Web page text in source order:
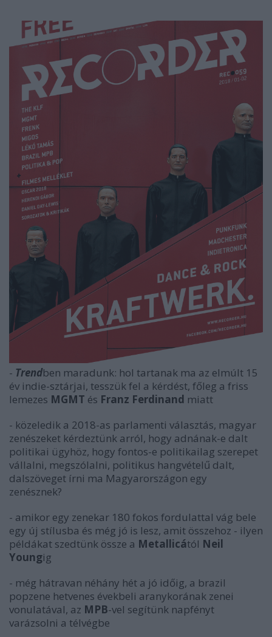
- Trendben maradunk: hol tartanak ma az elmúlt 15
év indie-sztárjai, tesszük fel a kérdést, főleg a friss
lemezes MGMT és Franz Ferdinand miatt
- közeledik a 2018-as parlamenti választás, magyar
zenészeket kérdeztünk arról, hogy adnának-e dalt
politikai ügyhöz, hogy fontos-e politikailag szerepet
vállalni, megszólalni, politikus hangvételű dalt,
dalszöveget írni ma Magyarországon egy
zenésznek?
- amikor egy zenekar 180 fokos fordulattal vág bele
egy új stílusba és még jó is lesz, amit összehoz - ilyen
példákat szedtünk össze a Metallicától Neil
Youngig
- még hátravan néhány hét a jó időig, a brazil
popzene hetvenes évekbeli aranykorának zenei
vonulatával, az MPB-vel segítünk napfényt
varázsolni a télvégbe